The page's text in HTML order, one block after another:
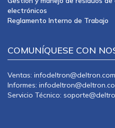
electrónicos
Reglamento Interno de Trabajo
COMUNÍQUESE CON
Ventas:
Informes:
Servicio Técnico: